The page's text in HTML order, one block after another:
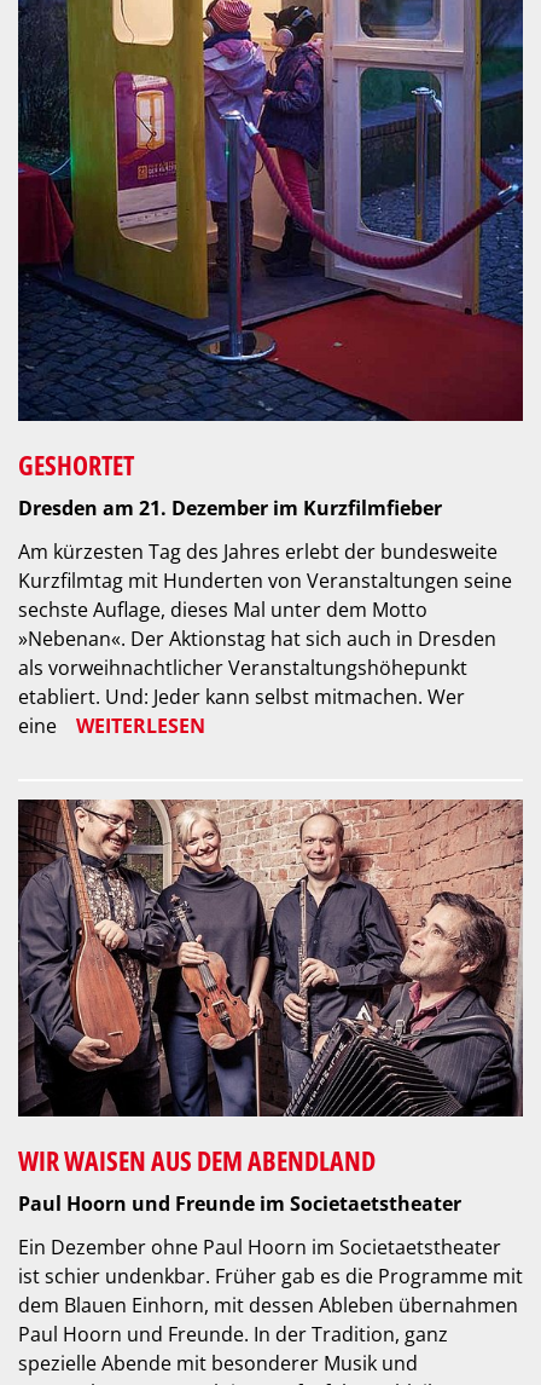
GESHORTET
Dresden am 21. Dezember im Kurzfilmfieber
Am kürzesten Tag des Jahres erlebt der bundesweite
Kurzfilmtag mit Hunderten von Veranstaltungen seine
sechste Auflage, dieses Mal unter dem Motto
»Nebenan«. Der Aktionstag hat sich auch in Dresden
als vorweihnachtlicher Veranstaltungshöhepunkt
etabliert. Und: Jeder kann selbst mitmachen. Wer
eine
WEITERLESEN
WIR WAISEN AUS DEM ABENDLAND
Paul Hoorn und Freunde im Societaetstheater
Ein Dezember ohne Paul Hoorn im Societaetstheater
ist schier undenkbar. Früher gab es die Programme mit
dem Blauen Einhorn, mit dessen Ableben übernahmen
Paul Hoorn und Freunde. In der Tradition, ganz
spezielle Abende mit besonderer Musik und